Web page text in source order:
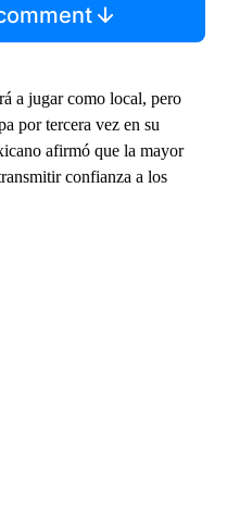
a jugar como local, pero
por tercera vez en su
afirmó que la mayor
confianza a los